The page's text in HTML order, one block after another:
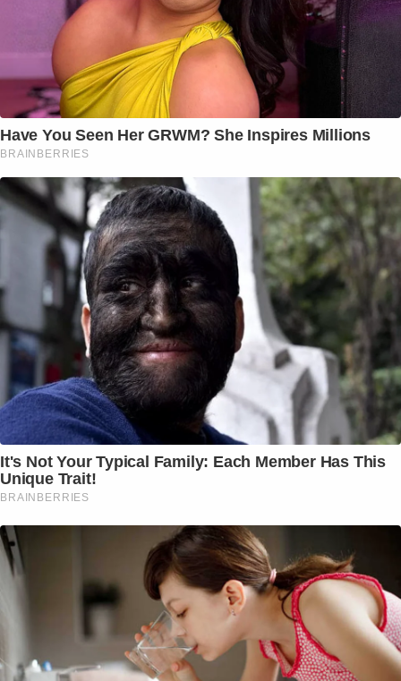
Have You Seen Her GRWM? She Inspires Millions
BRAINBERRIES
It's Not Your Typical Family: Each Member Has This
Unique Trait!
BRAINBERRIES